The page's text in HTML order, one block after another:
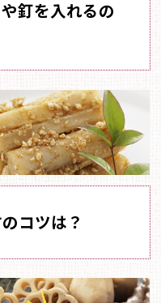
釘を入れるの
コツは？